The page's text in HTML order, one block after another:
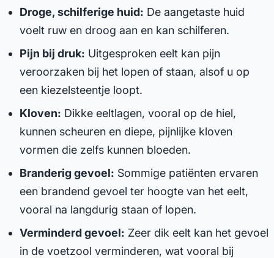
Droge, schilferige huid: De aangetaste huid
voelt ruw en droog aan en kan schilferen.
Pijn bij druk: Uitgesproken eelt kan pijn
veroorzaken bij het lopen of staan, alsof u op
een kiezelsteentje loopt.
Kloven: Dikke eeltlagen, vooral op de hiel,
kunnen scheuren en diepe, pijnlijke kloven
vormen die zelfs kunnen bloeden.
Branderig gevoel: Sommige patiënten ervaren
een brandend gevoel ter hoogte van het eelt,
vooral na langdurig staan of lopen.
Verminderd gevoel: Zeer dik eelt kan het gevoel
in de voetzool verminderen, wat vooral bij